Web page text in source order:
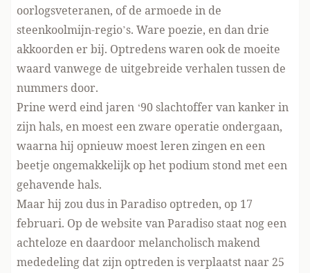
oorlogsveteranen, of de armoede in de
steenkoolmijn-regio’s. Ware poezie, en dan drie
akkoorden er bij. Optredens waren ook de moeite
waard vanwege de uitgebreide verhalen tussen de
nummers door.
Prine werd eind jaren ‘90 slachtoffer van kanker in
zijn hals, en moest een zware operatie ondergaan,
waarna hij opnieuw moest leren zingen en een
beetje ongemakkelijk op het podium stond met een
gehavende hals.
Maar hij zou dus in Paradiso optreden, op 17
februari. Op de website van Paradisostaat nog een
achteloze en daardoor melancholisch makend
mededeling dat zijn optreden is verplaatst naar 25